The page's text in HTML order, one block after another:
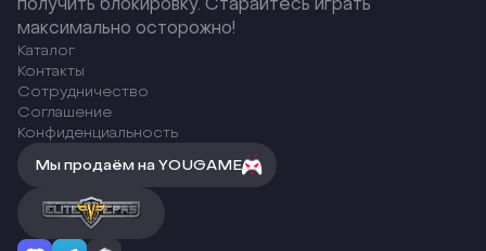
максимально осторожно!
Каталог
Контакты
Сотрудничество
Соглашение
Конфиденциальность
Мы продаём на YOUGAME